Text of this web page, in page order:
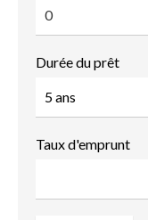
Durée du prêt
Taux d'emprunt